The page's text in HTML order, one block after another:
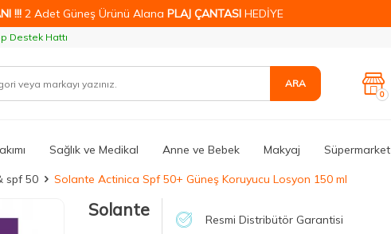
!!! 2 Adet Güneş Ürünü Alana PLAJ ÇANTASI HEDİYE
Destek Hattı
ARA
0
Sağlık ve Medikal Anne ve Bebek Makyaj Süpermarket
spf 50 Solante Actinica Spf 50+ Güneş Koruyucu Losyon 150 ml
Solante Resmi Distribütör Garantisi